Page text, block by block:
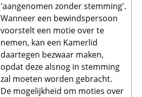
'aangenomen zonder stemming'.
Wanneer een bewindspersoon
voorstelt een motie over te
nemen, kan een Kamerlid
daartegen bezwaar maken,
opdat deze alsnog in stemming
zal moeten worden gebracht.
De mogelijkheid om moties over